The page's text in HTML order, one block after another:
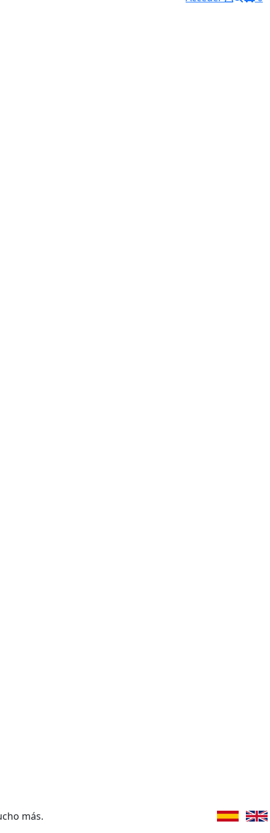
más.